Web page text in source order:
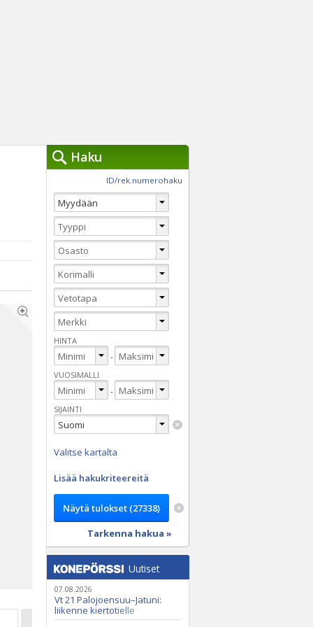
Haku
ID/rek.numerohaku
HINTA
-
VUOSIMALLI
-
SIJAINTI
Valitse kartalta
Lisää hakukriteereitä
Tarkenna hakua »
Uutiset
07.08.2026
Vt 21 Palojoensuu–Jatuni:
liikenne kiertotielle
Nunasjoen silloilla